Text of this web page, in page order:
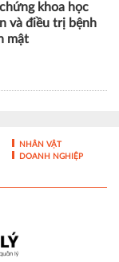
khoa học
và điều trị bệnh
mật
NHÂN VẬT
DOANH NGHIỆP